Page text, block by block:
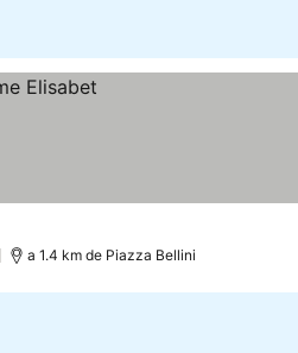
a 1.4 km de Piazza Bellini